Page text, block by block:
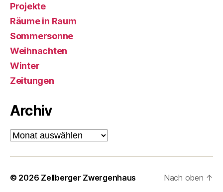
Projekte
Räume in Raum
Sommersonne
Weihnachten
Winter
Zeitungen
Archiv
Archiv
© 2026 Zellberger Zwergenhaus Nach oben ↑